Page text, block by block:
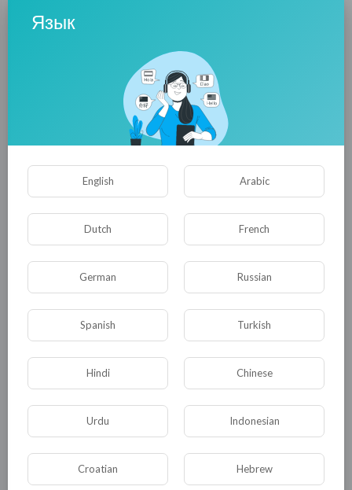
• 0 Комментарии
Опубликовать
Комментариев нет
Общая Политика В мире
Язык
English Arabic
Dutch French
German Russian
Spanish Turkish
Hindi Chinese
Urdu Indonesian
Croatian Hebrew